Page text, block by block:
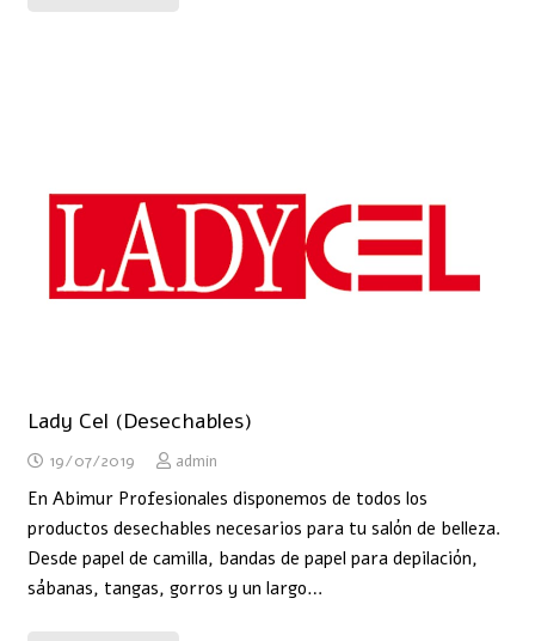
Lady Cel (Desechables)
19/07/2019 admin
En Abimur Profesionales disponemos de todos los
productos desechables necesarios para tu salón de belleza.
Desde papel de camilla, bandas de papel para depilación,
sábanas, tangas, gorros y un largo…